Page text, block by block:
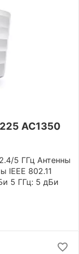
AC1350
5 ГГц Антенны
IEEE 802.11
5 ГГц: 5 дБи